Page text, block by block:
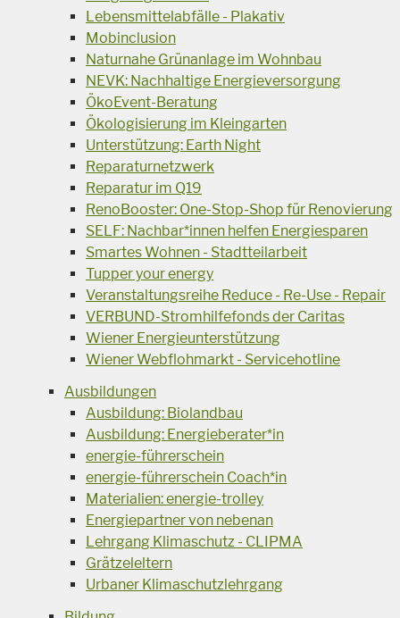
Lebensmittelabfälle - Plakativ
Mobinclusion
Naturnahe Grünanlage im Wohnbau
NEVK: Nachhaltige Energieversorgung
ÖkoEvent-Beratung
Ökologisierung im Kleingarten
Unterstützung: Earth Night
Reparaturnetzwerk
Reparatur im Q19
RenoBooster: One-Stop-Shop für Renovierung
SELF: Nachbar*innen helfen Energiesparen
Smartes Wohnen - Stadtteilarbeit
Tupper your energy
Veranstaltungsreihe Reduce - Re-Use - Repair
VERBUND-Stromhilfefonds der Caritas
Wiener Energieunterstützung
Wiener Webflohmarkt - Servicehotline
Ausbildungen
Ausbildung: Biolandbau
Ausbildung: Energieberater*in
energie-führerschein
energie-führerschein Coach*in
Materialien: energie-trolley
Energiepartner von nebenan
Lehrgang Klimaschutz - CLIPMA
Grätzeleltern
Urbaner Klimaschutzlehrgang